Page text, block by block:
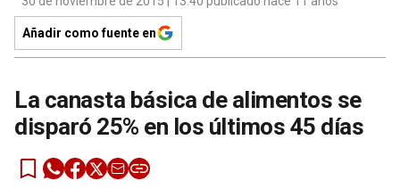
Añadir como fuente en
La canasta básica de alimentos se
disparó 25% en los últimos 45 días